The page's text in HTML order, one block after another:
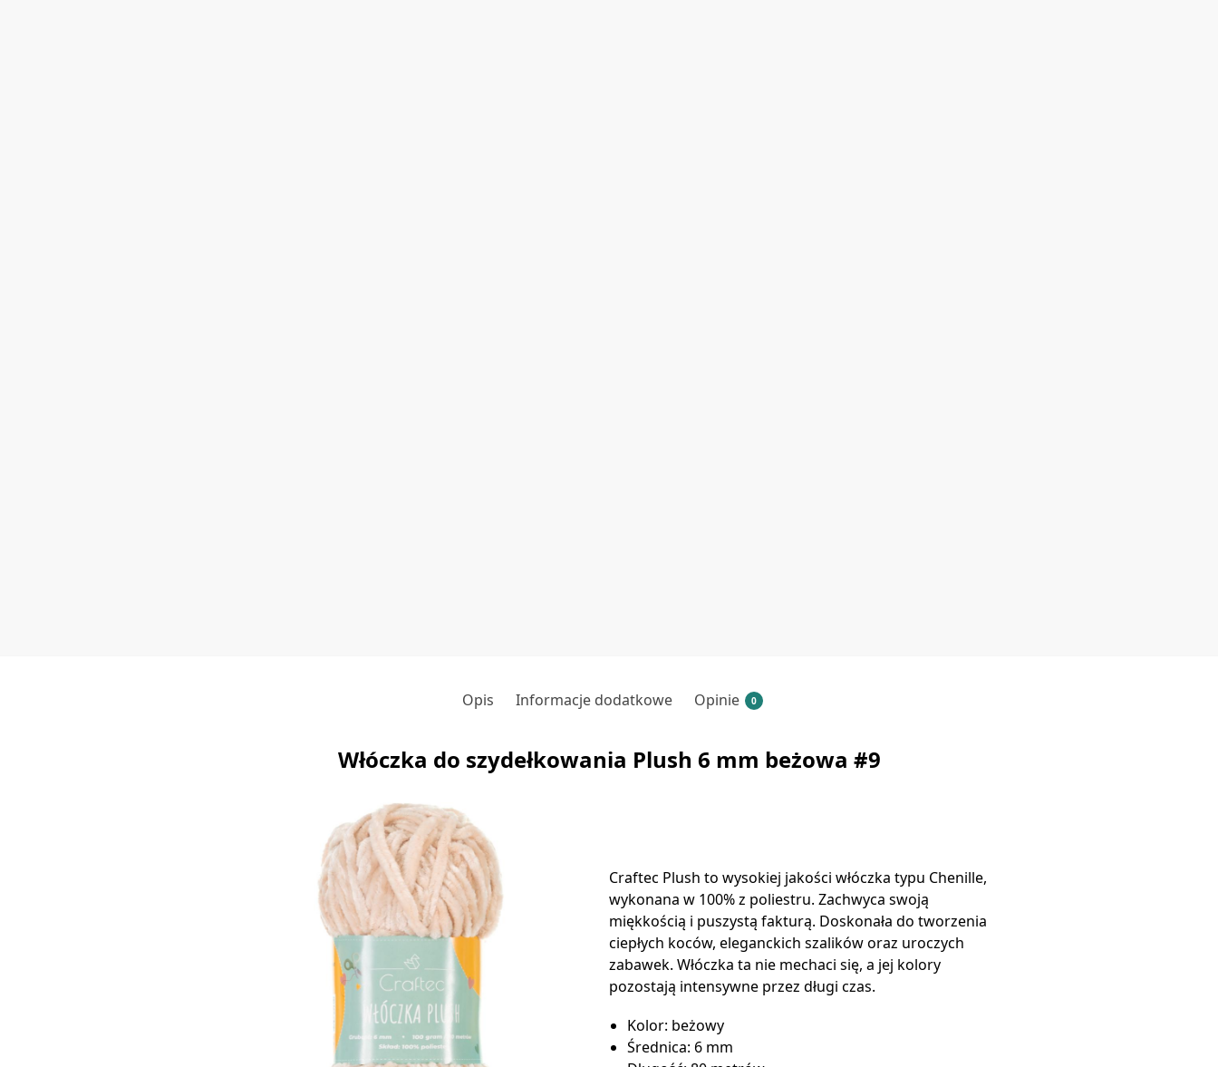
Opis Informacje dodatkowe Opinie 0
Włóczka do szydełkowania Plush 6 mm beżowa #9
Craftec Plush to wysokiej jakości włóczka typu Chenille,
wykonana w 100% z poliestru. Zachwyca swoją
miękkością i puszystą fakturą. Doskonała do tworzenia
ciepłych koców, eleganckich szalików oraz uroczych
zabawek. Włóczka ta nie mechaci się, a jej kolory
pozostają intensywne przez długi czas.
Kolor: beżowy
Średnica: 6 mm